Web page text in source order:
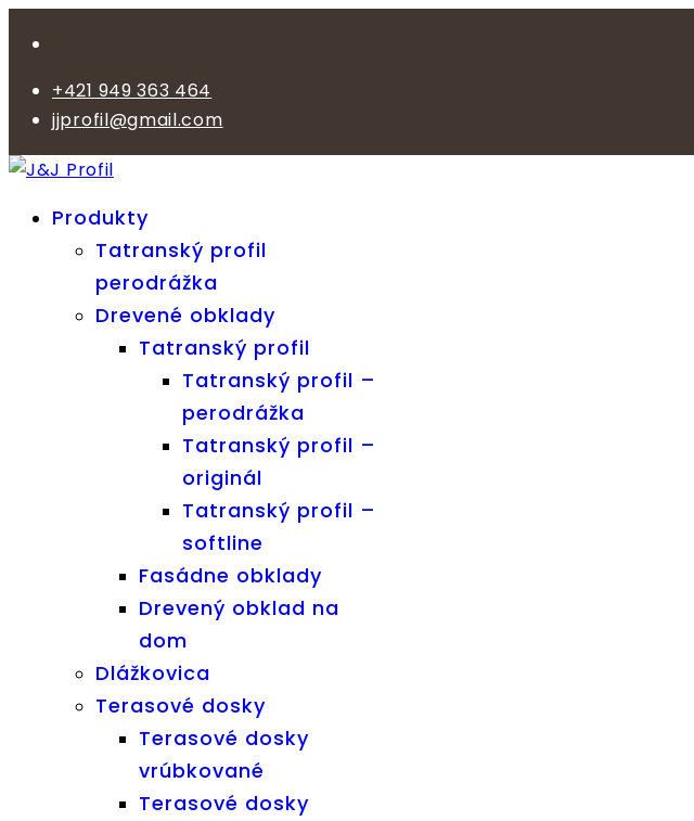
+421 949 363 464
jjprofil@gmail.com
Produkty
Tatranský profil
perodrážka
Drevené obklady
Tatranský profil
Tatranský profil –
perodrážka
Tatranský profil –
originál
Tatranský profil –
softline
Fasádne obklady
Drevený obklad na
dom
Dlážkovica
Terasové dosky
Terasové dosky
vrúbkované
Terasové dosky